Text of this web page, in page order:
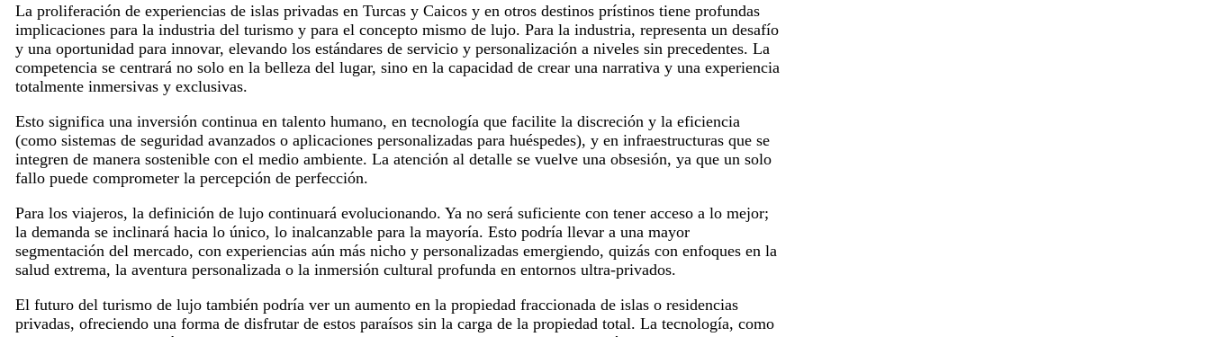
La proliferación de experiencias de islas privadas en Turcas y Caicos y en otros destinos prístinos tiene profundas
implicaciones para la industria del turismo y para el concepto mismo de lujo. Para la industria, representa un desafío
y una oportunidad para innovar, elevando los estándares de servicio y personalización a niveles sin precedentes. La
competencia se centrará no solo en la belleza del lugar, sino en la capacidad de crear una narrativa y una experiencia
totalmente inmersivas y exclusivas.
Esto significa una inversión continua en talento humano, en tecnología que facilite la discreción y la eficiencia
(como sistemas de seguridad avanzados o aplicaciones personalizadas para huéspedes), y en infraestructuras que se
integren de manera sostenible con el medio ambiente. La atención al detalle se vuelve una obsesión, ya que un solo
fallo puede comprometer la percepción de perfección.
Para los viajeros, la definición de lujo continuará evolucionando. Ya no será suficiente con tener acceso a lo mejor;
la demanda se inclinará hacia lo único, lo inalcanzable para la mayoría. Esto podría llevar a una mayor
segmentación del mercado, con experiencias aún más nicho y personalizadas emergiendo, quizás con enfoques en la
salud extrema, la aventura personalizada o la inmersión cultural profunda en entornos ultra-privados.
El futuro del turismo de lujo también podría ver un aumento en la propiedad fraccionada de islas o residencias
privadas, ofreciendo una forma de disfrutar de estos paraísos sin la carga de la propiedad total. La tecnología, como